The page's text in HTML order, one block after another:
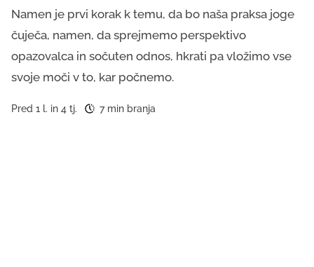
Namen je prvi korak k temu, da bo naša praksa joge
čuječa, namen, da sprejmemo perspektivo
opazovalca in sočuten odnos, hkrati pa vložimo vse
svoje moči v to, kar počnemo.
Pred 1 l. in 4 tj. 7 min branja